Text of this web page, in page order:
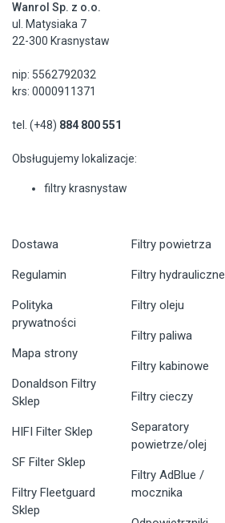
Wanrol Sp. z o.o.
ul. Matysiaka 7
22-300 Krasnystaw
nip: 5562792032
krs: 0000911371
tel. (+48) 884 800 551
Obsługujemy lokalizacje:
filtry krasnystaw
Dostawa
Regulamin
Polityka
prywatności
Mapa strony
Donaldson Filtry
Sklep
HIFI Filter Sklep
SF Filter Sklep
Filtry Fleetguard
Sklep
Filtry powietrza
Filtry hydrauliczne
Filtry oleju
Filtry paliwa
Filtry kabinowe
Filtry cieczy
Separatory
powietrze/olej
Filtry AdBlue /
mocznika